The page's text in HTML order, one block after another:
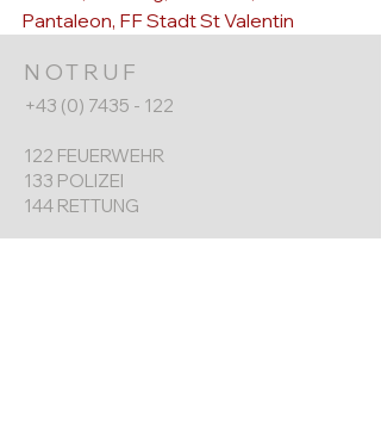
Pantaleon, FF Stadt St Valentin
NOTRUF
+43 (0) 7435 - 122
122 FEUERWEHR
133 POLIZEI
144 RETTUNG